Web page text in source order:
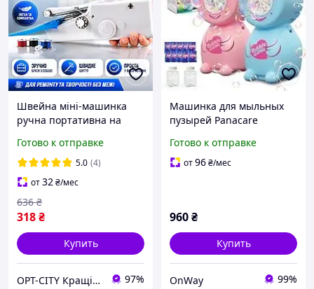
Швейна міні-машинка
ручна портативна на
одягу Mini Sewing Handy
Stitch mobi-102100
Готово к отправке
5.0 (4)
от32₴/мес
318₴
636 ₴
Купить
OPT-CITY Кращі ціни в інтернеті 97%
Машинка для мыльных
пузырей Panacare
8000 пузырей в минуту
кролик розовая голубая
Готово к отправке
от96₴/мес
960₴
Купить
OnWay 99%